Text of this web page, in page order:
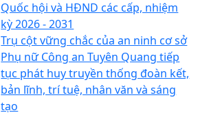
Quốc hội và HĐND các cấp, nhiệm
kỳ 2026 - 2031
Trụ cột vững chắc của an ninh cơ sở
Phụ nữ Công an Tuyên Quang tiếp
tục phát huy truyền thống đoàn kết,
bản lĩnh, trí tuệ, nhân văn và sáng
tạo